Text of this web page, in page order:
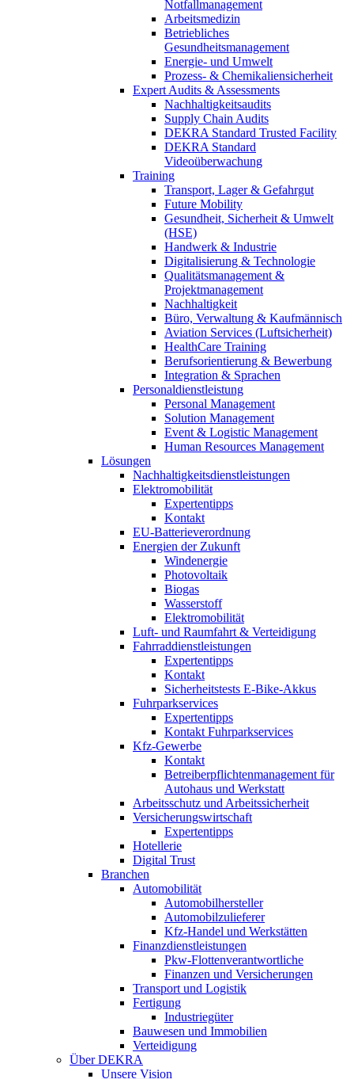
Notfallmanagement
Arbeitsmedizin
Betriebliches
Gesundheitsmanagement
Energie- und Umwelt
Prozess- & Chemikaliensicherheit
Expert Audits & Assessments
Nachhaltigkeitsaudits
Supply Chain Audits
DEKRA Standard Trusted Facility
DEKRA Standard
Videoüberwachung
Training
Transport, Lager & Gefahrgut
Future Mobility
Gesundheit, Sicherheit & Umwelt
(HSE)
Handwerk & Industrie
Digitalisierung & Technologie
Qualitätsmanagement &
Projektmanagement
Nachhaltigkeit
Büro, Verwaltung & Kaufmännisch
Aviation Services (Luftsicherheit)
HealthCare Training
Berufsorientierung & Bewerbung
Integration & Sprachen
Personaldienstleistung
Personal Management
Solution Management
Event & Logistic Management
Human Resources Management
Lösungen
Nachhaltigkeitsdienstleistungen
Elektromobilität
Expertentipps
Kontakt
EU-Batterieverordnung
Energien der Zukunft
Windenergie
Photovoltaik
Biogas
Wasserstoff
Elektromobilität
Luft- und Raumfahrt & Verteidigung
Fahrraddienstleistungen
Expertentipps
Kontakt
Sicherheitstests E-Bike-Akkus
Fuhrparkservices
Expertentipps
Kontakt Fuhrparkservices
Kfz-Gewerbe
Kontakt
Betreiberpflichtenmanagement für
Autohaus und Werkstatt
Arbeitsschutz und Arbeitssicherheit
Versicherungswirtschaft
Expertentipps
Hotellerie
Digital Trust
Branchen
Automobilität
Automobilhersteller
Automobilzulieferer
Kfz-Handel und Werkstätten
Finanzdienstleistungen
Pkw‑Flottenverantwortliche
Finanzen und Versicherungen
Transport und Logistik
Fertigung
Industriegüter
Bauwesen und Immobilien
Verteidigung
Über DEKRA
Unsere Vision